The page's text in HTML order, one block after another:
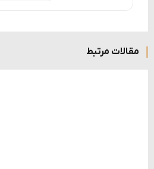
مقالات مرتبط